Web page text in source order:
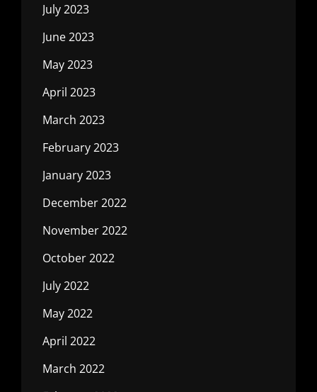
July 2023
June 2023
May 2023
April 2023
March 2023
February 2023
January 2023
December 2022
November 2022
October 2022
July 2022
May 2022
April 2022
March 2022